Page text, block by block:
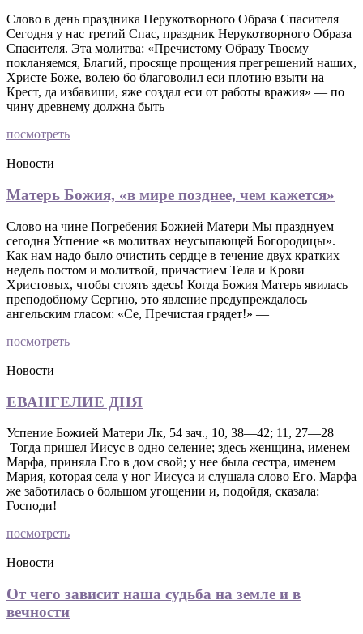
Слово в день праздника Нерукотворного Образа Спасителя
Сегодня у нас третий Спас, праздник Нерукотворного Образа
Спасителя. Эта молитва: «Пречистому Образу Твоему
покланяемся, Благий, просяще прощения прегрешений наших,
Христе Боже, волею бо благоволил еси плотию взыти на
Крест, да избавиши, яже создал еси от работы вражия» — по
чину древнему должна быть
посмотреть
Новости
Матерь Божия, «в мире позднее, чем кажется»
Слово на чине Погребения Божией Матери Мы празднуем
сегодня Успение «в молитвах неусыпающей Богородицы».
Как нам надо было очистить сердце в течение двух кратких
недель постом и молитвой, причастием Тела и Крови
Христовых, чтобы стоять здесь! Когда Божия Матерь явилась
преподобному Сергию, это явление предупреждалось
ангельским гласом: «Се, Пречистая грядет!» —
посмотреть
Новости
ЕВАНГЕЛИЕ ДНЯ
Успение Божией Матери Лк, 54 зач., 10, 38—42; 11, 27—28
Тогда пришел Иисус в одно селение; здесь женщина, именем
Марфа, приняла Его в дом свой; у нее была сестра, именем
Мария, которая села у ног Иисуса и слушала слово Его. Марфа
же заботилась о большом угощении и, подойдя, сказала:
Господи!
посмотреть
Новости
От чего зависит наша судьба на земле и в
вечности